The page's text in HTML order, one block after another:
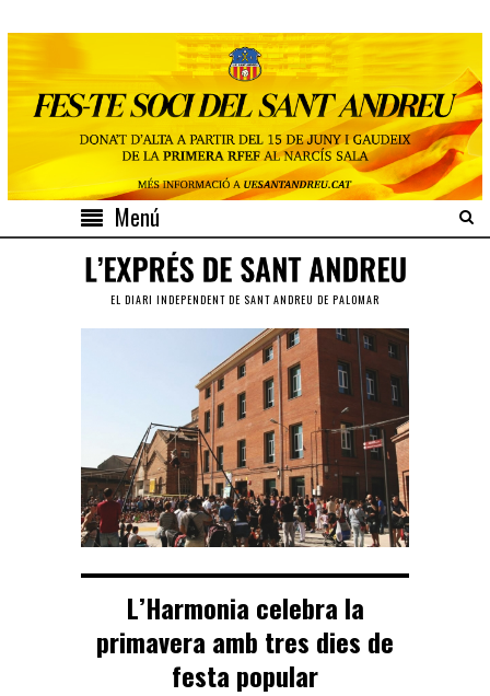
Menú
EL DIARI INDEPENDENT DE SANT ANDREU DE PALOMAR
L’Harmonia celebra la
primavera amb tres dies de
festa popular